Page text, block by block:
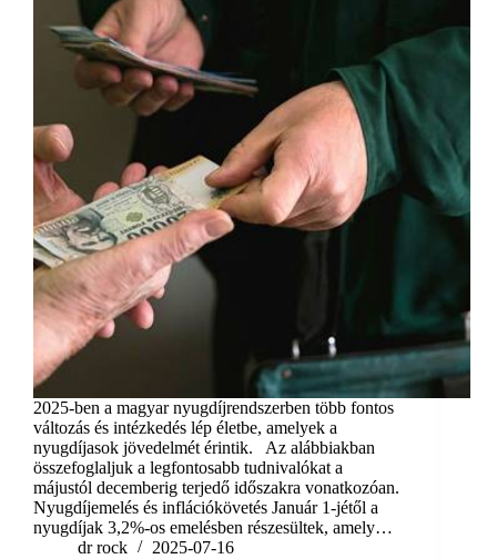
​2025-ben a magyar nyugdíjrendszerben több fontos
változás és intézkedés lép életbe, amelyek a
nyugdíjasok jövedelmét érintik. Az alábbiakban
összefoglaljuk a legfontosabb tudnivalókat a
májustól decemberig terjedő időszakra vonatkozóan.​
Nyugdíjemelés és inflációkövetés Január 1-jétől a
nyugdíjak 3,2%-os emelésben részesültek, amely…
dr rock
2025-07-16